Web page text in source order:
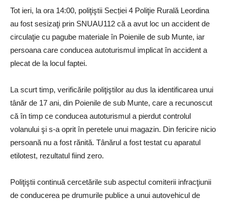
Tot ieri, la ora 14:00, poliţiştii Secției 4 Poliţie Rurală Leordina
au fost sesizaţi prin SNUAU112 că a avut loc un accident de
circulaţie cu pagube materiale în Poienile de sub Munte, iar
persoana care conducea autoturismul implicat în accident a
plecat de la locul faptei.
La scurt timp, verificările poliţiştilor au dus la identificarea unui
tânăr de 17 ani, din Poienile de sub Munte, care a recunoscut
că în timp ce conducea autoturismul a pierdut controlul
volanului şi s-a oprit în peretele unui magazin. Din fericire nicio
persoană nu a fost rănită. Tânărul a fost testat cu aparatul
etilotest, rezultatul fiind zero.
Poliţiştii continuă cercetările sub aspectul comiterii infracţiunii
de conducerea pe drumurile publice a unui autovehicul de